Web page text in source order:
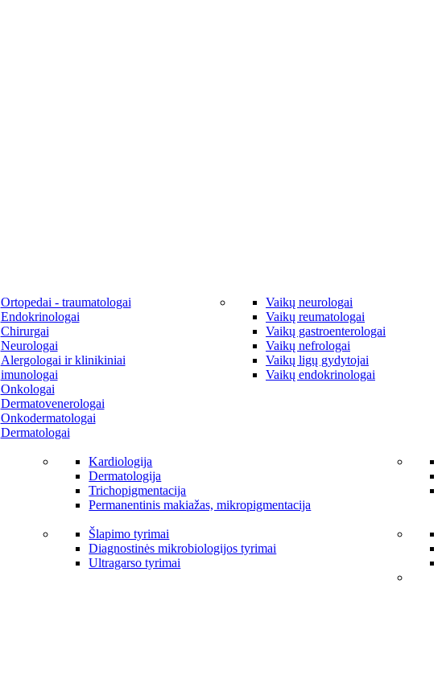
Ortopedai - traumatologai
Endokrinologai
Chirurgai
Neurologai
Alergologai ir klinikiniai
imunologai
Onkologai
Dermatovenerologai
Onkodermatologai
Dermatologai
Vaikų neurologai
Vaikų reumatologai
Vaikų gastroenterologai
Vaikų nefrologai
Vaikų ligų gydytojai
Vaikų endokrinologai
Kardiologija
Dermatologija
Trichopigmentacija
Permanentinis makiažas, mikropigmentacija
Šlapimo tyrimai
Diagnostinės mikrobiologijos tyrimai
Ultragarso tyrimai